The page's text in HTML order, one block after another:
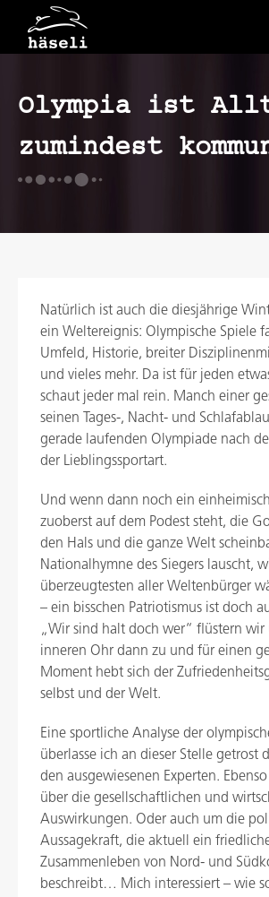
Olympia ist
zumindest
Natürlich ist auch die diesjährige
ein Weltereignis: Olympische Spiele
Umfeld, Historie, breiter
und vieles mehr. Da ist für jeden
schaut jeder mal rein. Manch einer
seinen Tages-, Nacht- und
gerade laufenden Olympiade nach
der Lieblingssportart.
Und wenn dann noch ein
zuoberst auf dem Podest steht, die
den Hals und die ganze Welt
Nationalhymne des Siegers lauscht,
überzeugtesten aller Weltenbürger
– ein bisschen Patriotismus ist doch
„Wir sind halt doch wer“ flüstern wir
inneren Ohr dann zu und für einen
Moment hebt sich der
selbst und der Welt.
Eine sportliche Analyse der
überlasse ich an dieser Stelle getrost
den ausgewiesenen Experten.
über die gesellschaftlichen und
Auswirkungen. Oder auch um die
Aussagekraft, die aktuell ein
Zusammenleben von Nord- und
beschreibt… Mich interessiert – wie